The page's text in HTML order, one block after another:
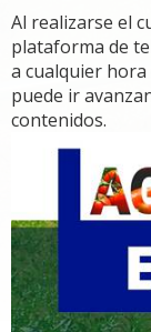
Al realizarse el
plataforma de
a cualquier hora
puede ir
contenidos.